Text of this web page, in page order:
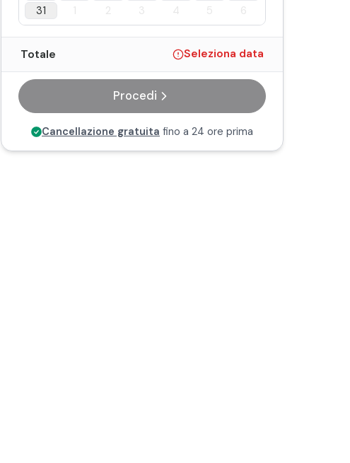
31
1 2 3 4 5 6
Totale Seleziona data
Procedi
Cancellazione gratuita fino a 24 ore prima